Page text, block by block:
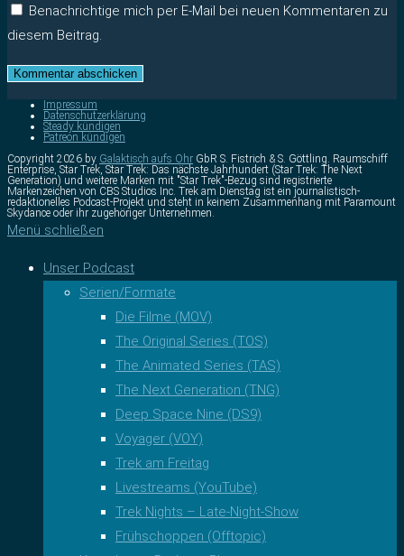
Benachrichtige mich per E-Mail bei neuen Kommentaren zu
diesem Beitrag.
Impressum
Datenschutzerklärung
Steady kündigen
Patreon kündigen
Copyright 2026 by Galaktisch aufs Ohr GbR S. Fistrich & S. Göttling. Raumschiff
Enterprise, Star Trek, Star Trek: Das nächste Jahrhundert (Star Trek: The Next
Generation) und weitere Marken mit "Star Trek"-Bezug sind registrierte
Markenzeichen von CBS Studios Inc. Trek am Dienstag ist ein journalistisch-
redaktionelles Podcast-Projekt und steht in keinem Zusammenhang mit Paramount
Skydance oder ihr zugehöriger Unternehmen.
Menü schließen
Unser Podcast
Serien/Formate
Die Filme (MOV)
The Original Series (TOS)
The Animated Series (TAS)
The Next Generation (TNG)
Deep Space Nine (DS9)
Voyager (VOY)
Trek am Freitag
Livestreams (YouTube)
Trek Nights – Late-Night-Show
Frühschoppen (Offtopic)